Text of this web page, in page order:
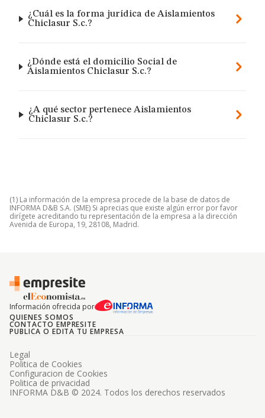
¿Cuál es la forma jurídica de Aislamientos
Chiclasur S.c.?
¿Dónde está el domicilio Social de
Aislamientos Chiclasur S.c.?
¿A qué sector pertenece Aislamientos
Chiclasur S.c.?
(1) La información de la empresa procede de la base de datos de
INFORMA D&B S.A. (SME) Si aprecias que existe algún error por favor
dirígete acreditando tu representación de la empresa a la dirección
Avenida de Europa, 19, 28108, Madrid.
Información ofrecida por
QUIENES SOMOS
CONTACTO EMPRESITE
PUBLICA O EDITA TU EMPRESA
INFORMA D&B © 2024. Todos los derechos reservados
Legal
Politica de Cookies
Configuracion de Cookies
Politica de privacidad